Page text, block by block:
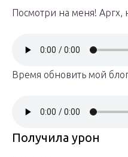
Посмотри на меня! Аргх,
Время обновить мой
Получила урон